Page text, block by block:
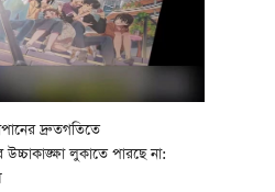
দ্রুতগতিতে
লুকাতে পারছে না: